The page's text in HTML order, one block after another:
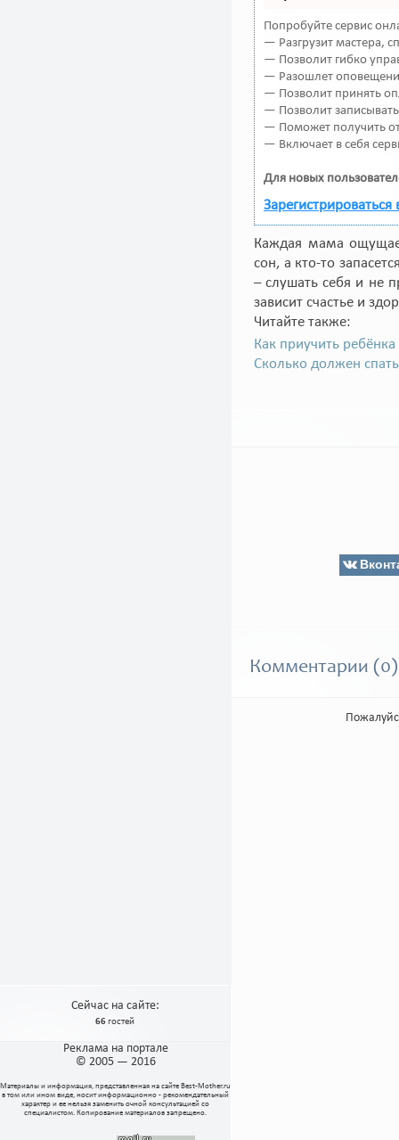
Сейчас на сайте:
66гостей
Реклама на портале
© 2005 — 2016
Материалы и информация, представленная на сайте Best-Mother.ru
в том или ином виде, носит информационно - рекомендательный
характер и ее нельзя заменить очной консультацией со
специалистом. Копирование материалов запрещено.
Попробуйте сервис
— Разгрузит мастера,
— Позволит гибко
— Разошлет
— Позволит принять
— Позволит
— Поможет получить
— Включает в себя
Для новых
Зарегистрироваться
Каждая мама
сон, а кто-то
– слушать себя и не
зависит счастье и
Читайте также:
Как приучить ребёнка
Сколько должен
Комментарии (0)